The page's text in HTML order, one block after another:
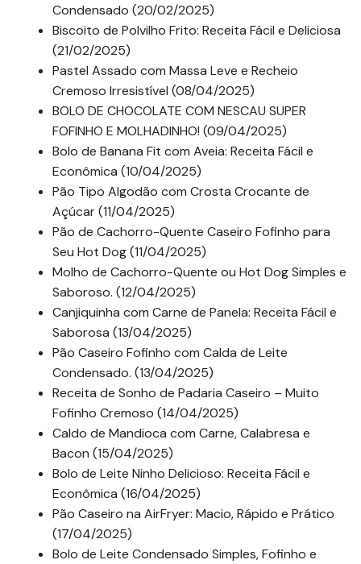
Condensado (20/02/2025)
Biscoito de Polvilho Frito: Receita Fácil e Deliciosa
(21/02/2025)
Pastel Assado com Massa Leve e Recheio
Cremoso Irresistível (08/04/2025)
BOLO DE CHOCOLATE COM NESCAU SUPER
FOFINHO E MOLHADINHO! (09/04/2025)
Bolo de Banana Fit com Aveia: Receita Fácil e
Econômica (10/04/2025)
Pão Tipo Algodão com Crosta Crocante de
Açúcar (11/04/2025)
Pão de Cachorro-Quente Caseiro Fofinho para
Seu Hot Dog (11/04/2025)
Molho de Cachorro-Quente ou Hot Dog Simples e
Saboroso. (12/04/2025)
Canjiquinha com Carne de Panela: Receita Fácil e
Saborosa (13/04/2025)
Pão Caseiro Fofinho com Calda de Leite
Condensado. (13/04/2025)
Receita de Sonho de Padaria Caseiro – Muito
Fofinho Cremoso (14/04/2025)
Caldo de Mandioca com Carne, Calabresa e
Bacon (15/04/2025)
Bolo de Leite Ninho Delicioso: Receita Fácil e
Econômica (16/04/2025)
Pão Caseiro na AirFryer: Macio, Rápido e Prático
(17/04/2025)
Bolo de Leite Condensado Simples, Fofinho e